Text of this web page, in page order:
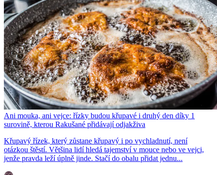
Ani mouka, ani vejce: řízky budou křupavé i druhý den díky 1
surovině, kterou Rakušané přidávají odjakživa
Křupavý řízek, který zůstane křupavý i po vychladnutí, není
otázkou štěstí. Většina lidí hledá tajemství v mouce nebo ve vejci,
jenže pravda leží úplně jinde. Stačí do obalu přidat jednu...